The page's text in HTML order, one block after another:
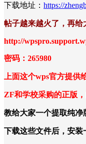
下载地址： https://
帖子越来越火了，再给
http://
密码：265980
上面这个wps官方提
ZF和学校采购的正版
教给大家一个提取纯净
下载这些文件后，安装